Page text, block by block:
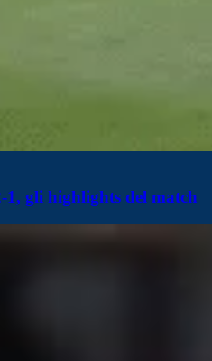
gli highlights del match